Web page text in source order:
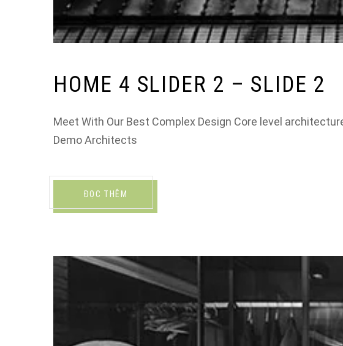
HOME 4 SLIDER 2 – SLIDE 2
Meet With Our Best Complex Design Core level
Demo Architects
ĐỌC THÊM